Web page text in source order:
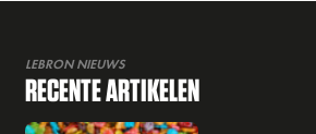
LEBRON NIEUWS
RECENTE ARTIKELEN